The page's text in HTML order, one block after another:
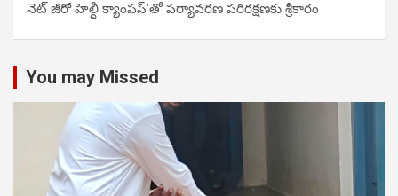
నెట్ జీరో హెల్దీ క్యాంపస్’తో పర్యావరణ పరిరక్షణకు శ్రీకారం
You may Missed